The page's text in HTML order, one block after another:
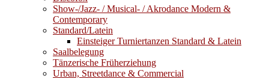
Show-/Jazz- / Musical- / Akrodance Modern &
Contemporary
Standard/Latein
Einsteiger Turniertanzen Standard & Latein
Saalbelegung
Tänzerische Früherziehung
Urban, Streetdance & Commercial